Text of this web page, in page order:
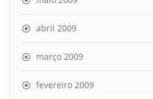
abril 2009
março 2009
fevereiro 2009